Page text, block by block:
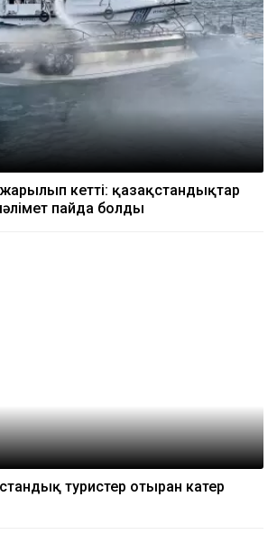
жарылып кетті: қазақстандықтар
пайда болды
туристер отырған катер